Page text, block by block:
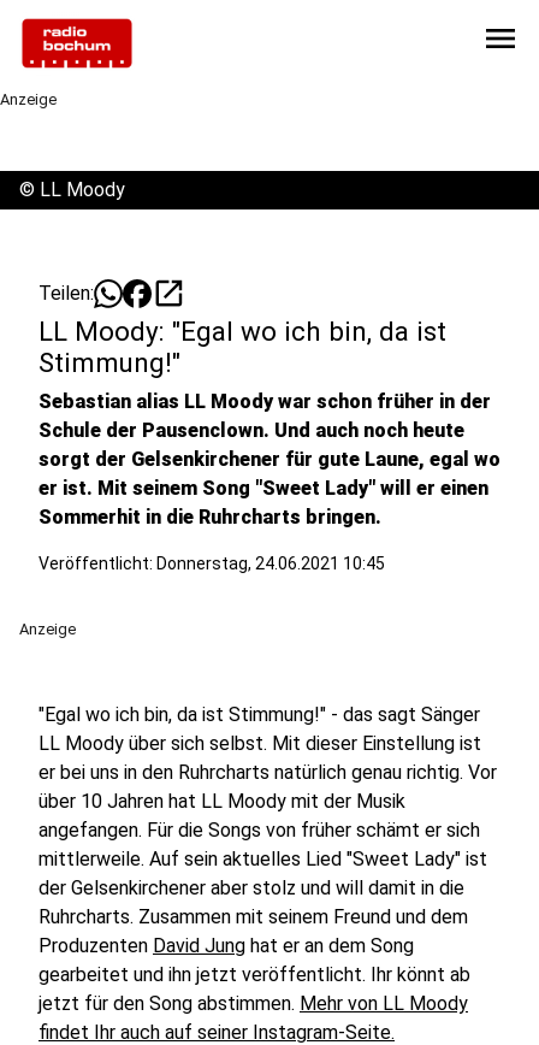
menu
Anzeige
© LL Moody
Teilen: open_in_new
LL Moody: "Egal wo ich bin, da ist
Stimmung!"
Sebastian alias LL Moody war schon früher in der
Schule der Pausenclown. Und auch noch heute
sorgt der Gelsenkirchener für gute Laune, egal wo
er ist. Mit seinem Song "Sweet Lady" will er einen
Sommerhit in die Ruhrcharts bringen.
Veröffentlicht: Donnerstag, 24.06.2021 10:45
Anzeige
"Egal wo ich bin, da ist Stimmung!" - das sagt Sänger
LL Moody über sich selbst. Mit dieser Einstellung ist
er bei uns in den Ruhrcharts natürlich genau richtig. Vor
über 10 Jahren hat LL Moody mit der Musik
angefangen. Für die Songs von früher schämt er sich
mittlerweile. Auf sein aktuelles Lied "Sweet Lady" ist
der Gelsenkirchener aber stolz und will damit in die
Ruhrcharts. Zusammen mit seinem Freund und dem
Produzenten David Jung hat er an dem Song
gearbeitet und ihn jetzt veröffentlicht. Ihr könnt ab
jetzt für den Song abstimmen. Mehr von LL Moody
findet Ihr auch auf seiner Instagram-Seite.